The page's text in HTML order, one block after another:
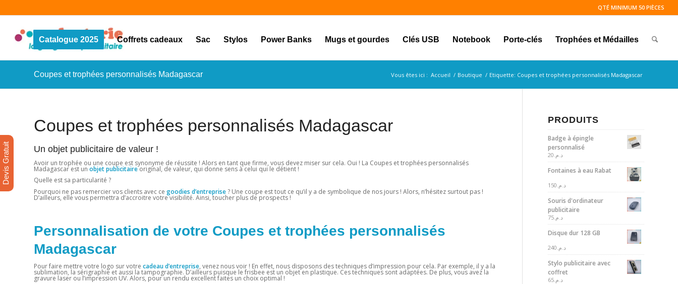
QTÉ MINIMUM 50 PIÈCES
Catalogue 2025 Coffrets cadeaux Sac Stylos Power Banks Mugs et gourdes Clés USB Notebook Porte-clés Trophées et Médailles
Coupes et trophées personnalisés Madagascar Vous êtes ici : Accueil / Boutique / Etiquette: Coupes et trophées personnalisés Madagascar
Coupes et trophées personnalisés Madagascar
Un objet publicitaire de valeur !
Avoir un trophée ou une coupe est synonyme de réussite ! Alors en tant que firme, vous devez miser sur cela. Oui ! La Coupes et trophées personnalisés
Madagascar est un objet publicitaireoriginal, de valeur, qui donne sens à celui qui le détient !
Quelle est sa particularité ?
Pourquoi ne pas remercier vos clients avec ce goodies d’entreprise ? Une coupe est tout ce qu’il y a de symbolique de nos jours ! Alors, n’hésitez surtout pas !
D’ailleurs, elle vous permettra d’accroitre votre visibilité. Ainsi, toucher plus de prospects !
Personnalisation de votre Coupes et trophées personnalisés
Madagascar
Pour faire mettre votre logo sur votre cadeau d’entreprise, venez nous voir ! En effet, nous disposons des techniques d’impression pour cela. Par exemple, il y a la
sublimation, la sérigraphie et aussi la tampographie. D’ailleurs puisque le frisbee est un objet en plastique. Ces techniques sont adaptées. De plus, vous avez la
gravure laser ou l’impression UV. Alors, pour un rendu excellent faites un choix optimal !
PRODUITS
Badge à épingle
personnalisé
د.م.20
Fontaines à eau Rabat
د.م.150
Souris d'ordinateur
publicitaire
د.م.75
Disque dur 128 GB
د.م.240
Stylo publicitaire avec
coffret
د.م.65
Devis Gratuit